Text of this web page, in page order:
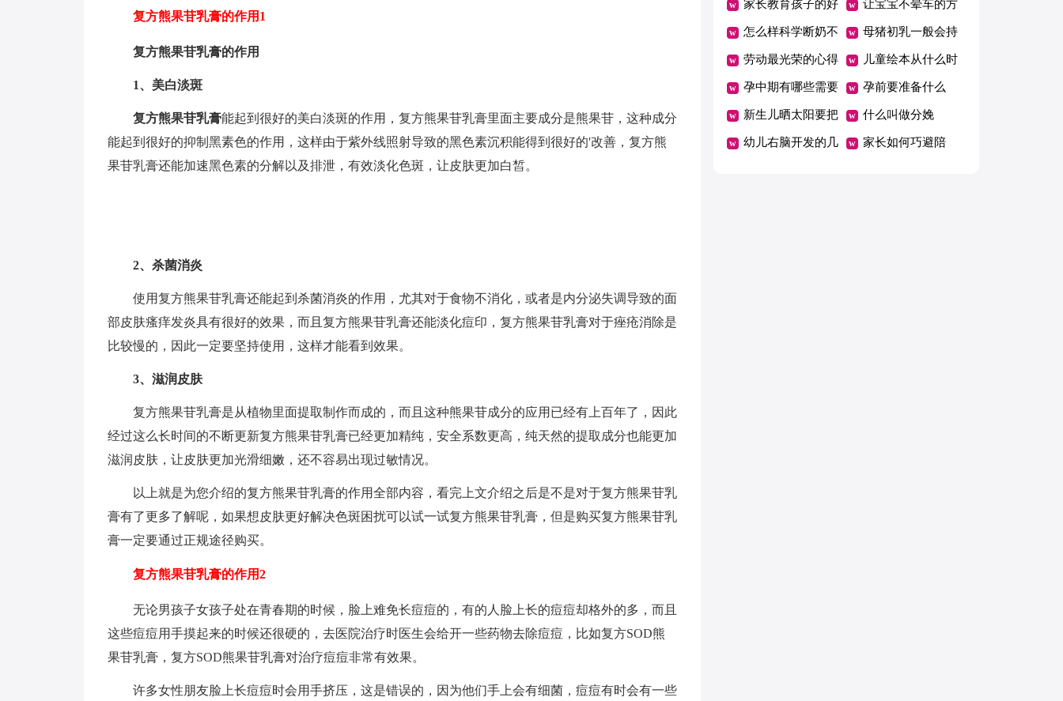
复方熊果苷乳膏的作用1
复方熊果苷乳膏的作用
1、美白淡斑
复方熊果苷乳膏能起到很好的美白淡斑的作用，复方熊果苷乳膏里面主要成分是熊果苷，这种成分
能起到很好的抑制黑素色的作用，这样由于紫外线照射导致的黑色素沉积能得到很好的'改善，复方熊
果苷乳膏还能加速黑色素的分解以及排泄，有效淡化色斑，让皮肤更加白皙。
2、杀菌消炎
使用复方熊果苷乳膏还能起到杀菌消炎的作用，尤其对于食物不消化，或者是内分泌失调导致的面
部皮肤瘙痒发炎具有很好的效果，而且复方熊果苷乳膏还能淡化痘印，复方熊果苷乳膏对于痤疮消除是
比较慢的，因此一定要坚持使用，这样才能看到效果。
3、滋润皮肤
复方熊果苷乳膏是从植物里面提取制作而成的，而且这种熊果苷成分的应用已经有上百年了，因此
经过这么长时间的不断更新复方熊果苷乳膏已经更加精纯，安全系数更高，纯天然的提取成分也能更加
滋润皮肤，让皮肤更加光滑细嫩，还不容易出现过敏情况。
以上就是为您介绍的复方熊果苷乳膏的作用全部内容，看完上文介绍之后是不是对于复方熊果苷乳
膏有了更多了解呢，如果想皮肤更好解决色斑困扰可以试一试复方熊果苷乳膏，但是购买复方熊果苷乳
膏一定要通过正规途径购买。
复方熊果苷乳膏的作用2
无论男孩子女孩子处在青春期的时候，脸上难免长痘痘的，有的人脸上长的痘痘却格外的多，而且
这些痘痘用手摸起来的时候还很硬的，去医院治疗时医生会给开一些药物去除痘痘，比如复方SOD熊
果苷乳膏，复方SOD熊果苷乳膏对治疗痘痘非常有效果。
许多女性朋友脸上长痘痘时会用手挤压，这是错误的，因为他们手上会有细菌，痘痘有时会有一些
期吗 觉吗
家长教育孩子的好
方法总结一年级
让宝宝不晕车的方
法
怎么样科学断奶不
坑娃
母猪初乳一般会持
续几天
劳动最光荣的心得
体会范文（精选5
篇）
儿童绘本从什么时
候开始看有哪些好
处
孕中期有哪些需要
注意的事项
孕前要准备什么
新生儿晒太阳要把
衣服脱了吗
什么叫做分娩
幼儿右脑开发的几 家长如何巧避陪